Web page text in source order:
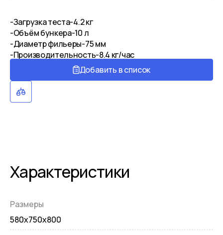
-Загрузка теста-4.2 кг
-Объём бункера-10 л
-Диаметр фильеры-75 мм
-Производительность-8.4 кг/час
Добавить в список
Характеристики
Размеры
580x750x800